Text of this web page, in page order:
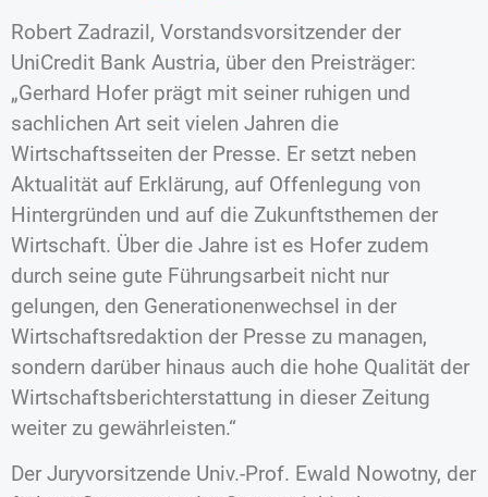
Robert Zadrazil, Vorstandsvorsitzender der
UniCredit Bank Austria, über den Preisträger:
„Gerhard Hofer prägt mit seiner ruhigen und
sachlichen Art seit vielen Jahren die
Wirtschaftsseiten der Presse. Er setzt neben
Aktualität auf Erklärung, auf Offenlegung von
Hintergründen und auf die Zukunftsthemen der
Wirtschaft. Über die Jahre ist es Hofer zudem
durch seine gute Führungsarbeit nicht nur
gelungen, den Generationenwechsel in der
Wirtschaftsredaktion der Presse zu managen,
sondern darüber hinaus auch die hohe Qualität der
Wirtschaftsberichterstattung in dieser Zeitung
weiter zu gewährleisten.“
Der Juryvorsitzende Univ.-Prof. Ewald Nowotny, der